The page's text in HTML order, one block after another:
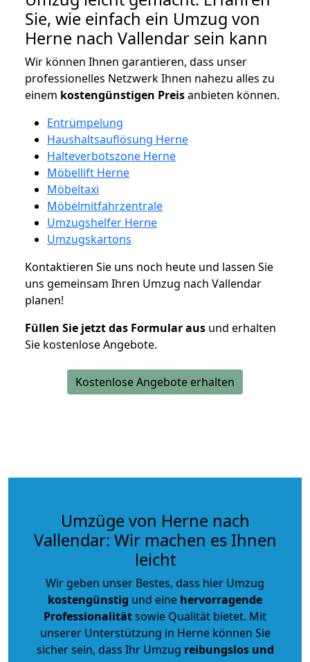
Sie, wie einfach ein Umzug von
Herne nach Vallendar sein kann
Wir können Ihnen garantieren, dass unser
professionelles Netzwerk Ihnen nahezu alles zu
einem kostengünstigen Preisanbieten können.
Entrümpelung
Haushaltsauflösung Herne
Halteverbotszone Herne
Möbellift Herne
Möbeltaxi
Möbelmitfahrzentrale
Umzugshelfer Herne
Umzugskartons
Kontaktieren Sie uns noch heute und lassen Sie
uns gemeinsam Ihren Umzug nach Vallendar
planen!
Füllen Sie jetzt das Formular aus und erhalten
Sie kostenlose Angebote.
Kostenlose Angebote erhalten
Umzüge von Herne nach
Vallendar: Wir machen es Ihnen
leicht
Wir geben unser Bestes, dass hier Umzug
kostengünstig und eine hervorragende
Professionalitätsowie Qualität bietet. Mit
unserer Unterstützung in Herne können Sie
sicher sein, dass Ihr Umzug reibungslos und